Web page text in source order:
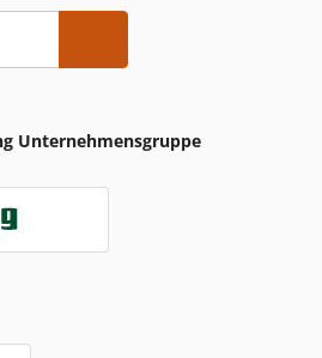
Unternehmensgruppe